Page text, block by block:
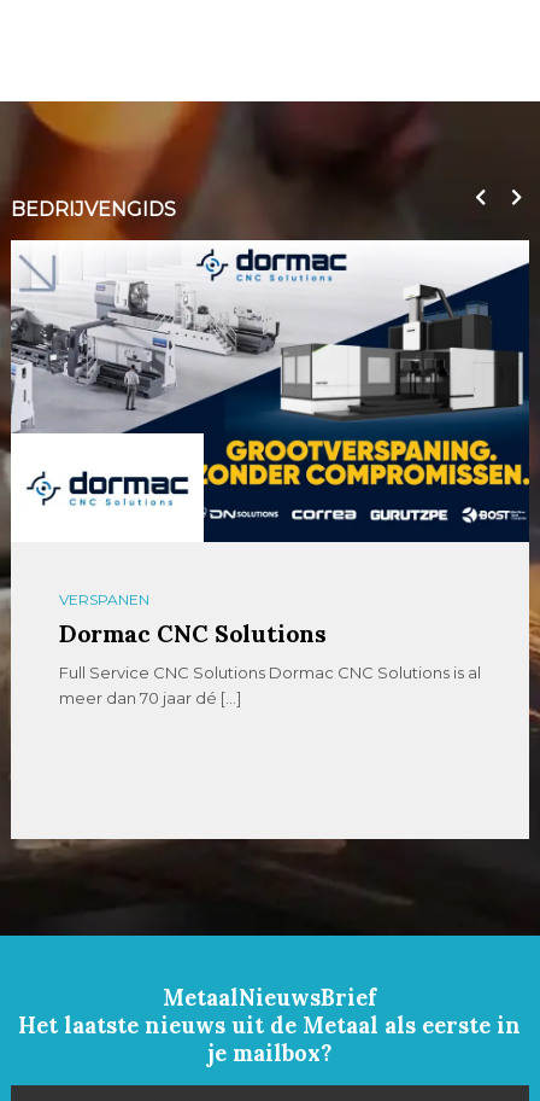
BEDRIJVENGIDS
VERSPANEN
Dormac CNC Solutions
Full Service CNC Solutions Dormac CNC Solutions is al
meer dan 70 jaar dé […]
MetaalNieuwsBrief
Het laatste nieuws uit de Metaal als eerste in
je mailbox?